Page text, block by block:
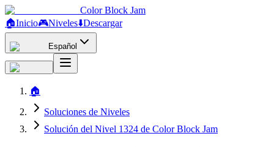
Color Block Jam
🏠Inicio🎮Niveles⬇️Descargar
Español
🏠
Soluciones de Niveles
Solución del Nivel 1324 de Color Block Jam